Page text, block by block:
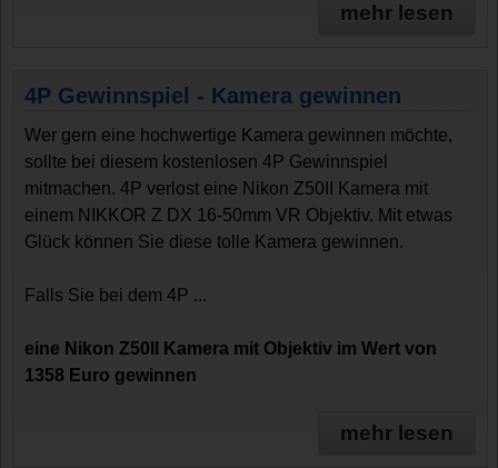
mehr lesen
4P Gewinnspiel - Kamera gewinnen
Wer gern eine hochwertige Kamera gewinnen möchte,
sollte bei diesem kostenlosen 4P Gewinnspiel
mitmachen. 4P verlost eine Nikon Z50II Kamera mit
einem NIKKOR Z DX 16-50mm VR Objektiv. Mit etwas
Glück können Sie diese tolle Kamera gewinnen.
Falls Sie bei dem 4P ...
eine Nikon Z50II Kamera mit Objektiv im Wert von
1358 Euro gewinnen
mehr lesen